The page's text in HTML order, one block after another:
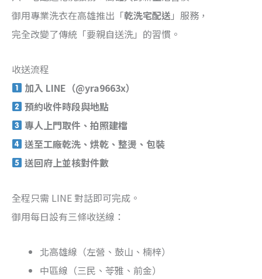
御用專業洗衣在高雄推出「乾洗宅配送 」服務，
完全改變了傳統「要親自送洗」的習慣。
收送流程
加入 LINE（@yra9663x）
預約收件時段與地點
專人上門取件、拍照建檔
送至工廠乾洗、烘乾、整燙、包裝
送回府上並核對件數
全程只需 LINE 對話即可完成。
御用每日設有三條收送線：
北高雄線（左營、鼓山、楠梓）
中區線（三民、苓雅、前金）